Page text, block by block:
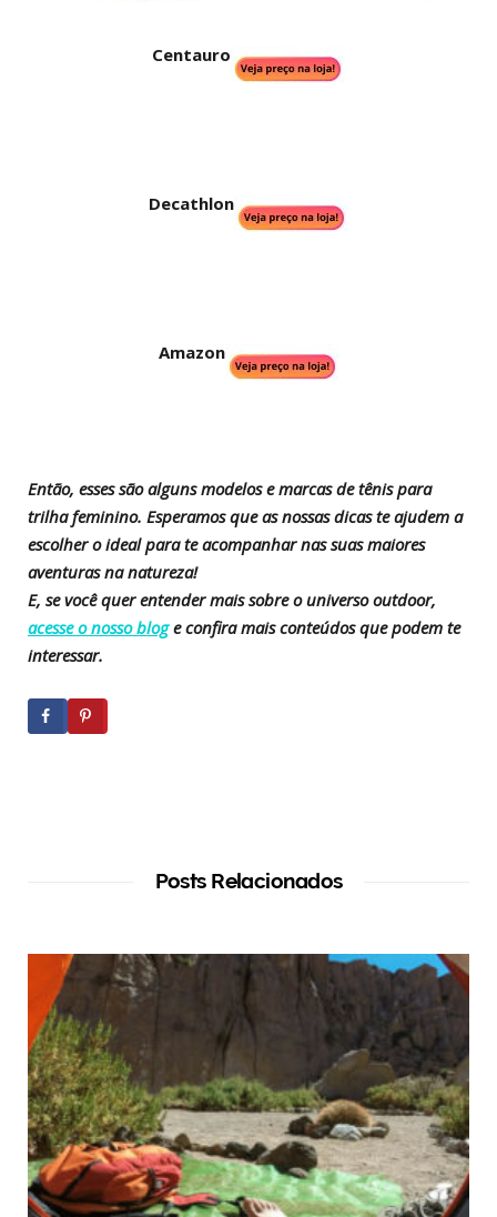
Centauro
Decathlon
Amazon
Então, esses são alguns modelos e marcas de tênis para
trilha feminino. Esperamos que as nossas dicas te ajudem a
escolher o ideal para te acompanhar nas suas maiores
aventuras na natureza!
E, se você quer entender mais sobre o universo outdoor,
acesse o nosso bloge confira mais conteúdos que podem te
interessar.
Posts Relacionados